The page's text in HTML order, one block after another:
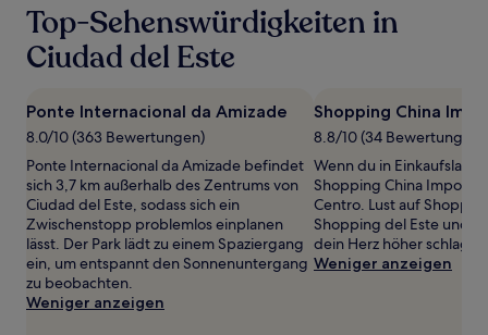
letzten
24 Stunden
für
einen
mit
1 Übernachtung
2 Erwachsenen
gefunden
wurde.
Preise
und
Verfügbarkeiten
können
sich
Top-Sehenswürdigkeiten in
Ciudad del Este
Ponte Internacional da Amizade
8.0/10 (363 Bewertungen)
Ponte Internacional da Amizade befindet
sich 3,7 km außerhalb des Zentrums von
Ciudad del Este, sodass sich ein
Zwischenstopp problemlos einplanen
lässt. Der Park lädt zu einem Spaziergang
ein, um entspannt den Sonnenuntergang
zu beobachten.
Weniger anzeigen
Shopping China
8.8/10 (34 Bewertungen)
Wenn du in
Shopping China
Centro. Lust auf
Shopping del Este und
dein Herz höher
Weniger anzeigen